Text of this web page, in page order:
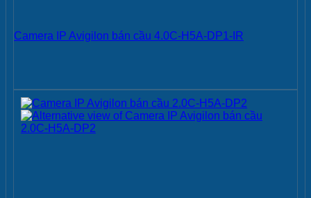
Camera IP Avigilon bán cầu 4.0C-H5A-DP1-IR